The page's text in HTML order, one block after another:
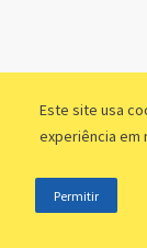
Este site usa
experiência em
Permitir
©2011 - 2026,
Fernandes